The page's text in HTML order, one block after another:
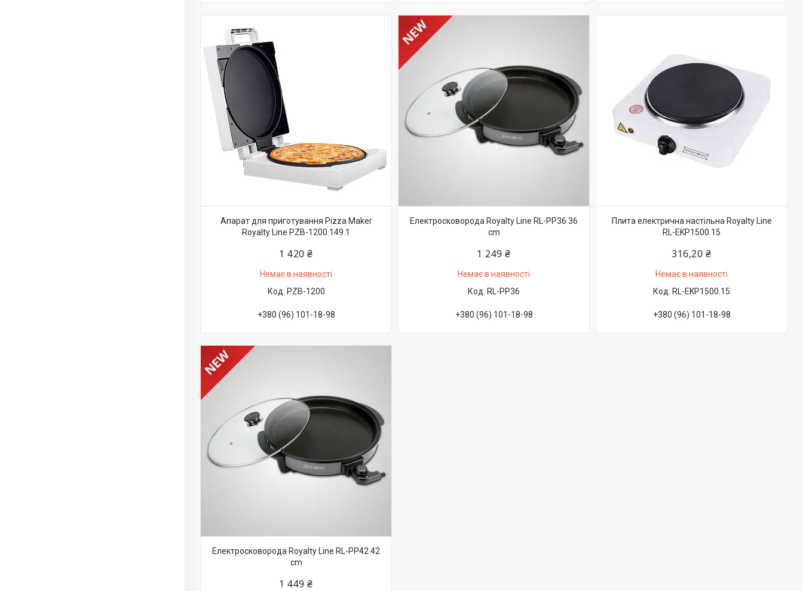
Апарат для приготування Pizza Maker
Royalty Line PZB-1200.149.1
1 420 ₴
Немає в наявності
PZB-1200
+380 (96) 101-18-98
Електросковорода Royalty Line RL-PP36 36
cm
1 249 ₴
Немає в наявності
RL-PP36
+380 (96) 101-18-98
Плита електрична настільна Royalty Line
RL-EKP1500.15
316,20 ₴
Немає в наявності
RL-EKP1500.15
+380 (96) 101-18-98
Електросковорода Royalty Line RL-PP42 42
cm
1 449 ₴